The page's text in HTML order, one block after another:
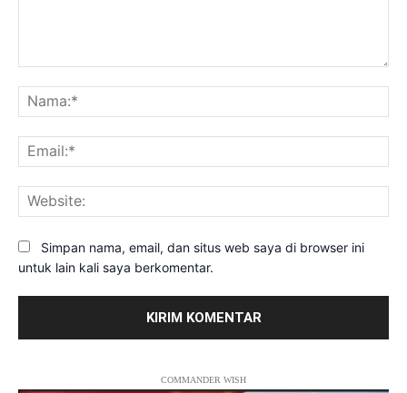
Simpan nama, email, dan situs web saya di browser ini
untuk lain kali saya berkomentar.
COMMANDER WISH